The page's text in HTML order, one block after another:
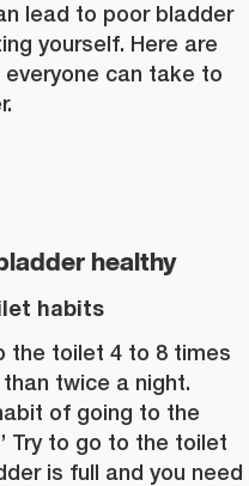
lead to poor bladder
yourself. Here are
can take to
healthy
habits
the toilet 4 to 8 times
twice a night.
of going to the
Try to go to the toilet
is full and you need